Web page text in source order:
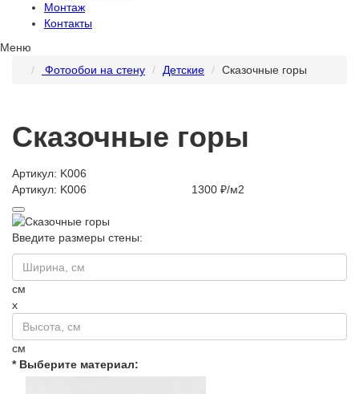
Монтаж
Контакты
Меню
Фотообои на стену
Детские Сказочные горы
Сказочные горы
Артикул: K006
Артикул: K006
1300 ₽/м2
Введите размеры стены:
см
x
см
* Выберите материал: